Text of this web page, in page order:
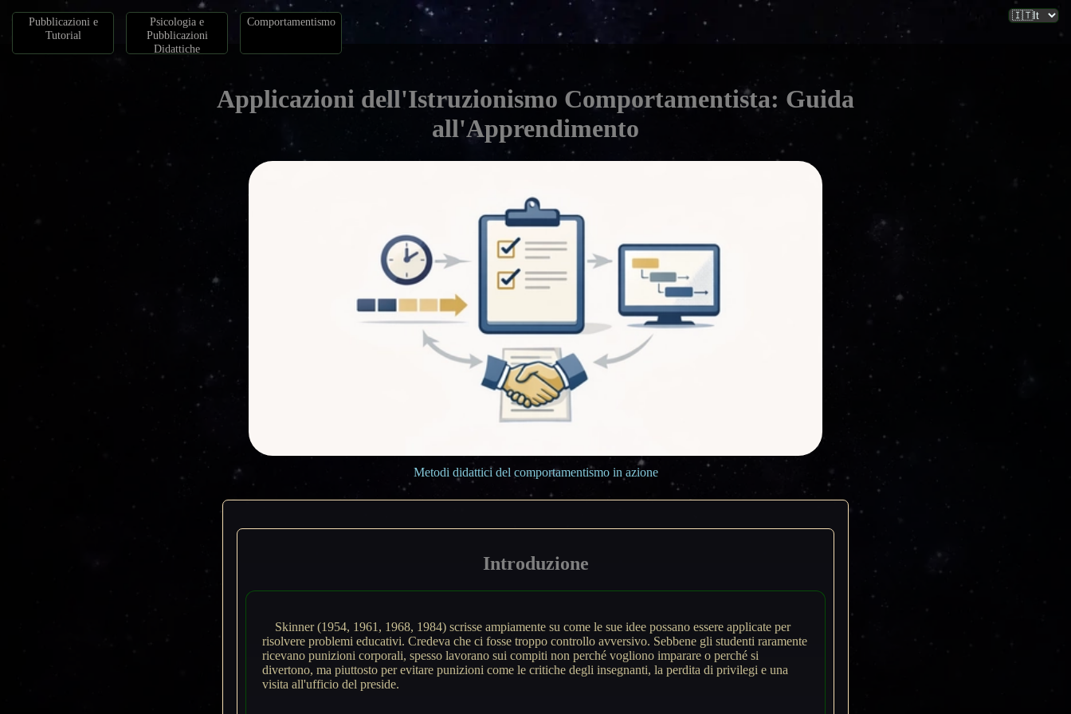
Pubblicazioni e
Tutorial
Psicologia e
Pubblicazioni
Didattiche
Comportamentismo
Applicazioni dell'Istruzionismo Comportamentista: Guida
all'Apprendimento
Metodi didattici del comportamentismo in azione
Introduzione
Skinner (1954, 1961, 1968, 1984) scrisse ampiamente su come le sue idee possano essere applicate per
risolvere problemi educativi. Credeva che ci fosse troppo controllo avversivo. Sebbene gli studenti raramente
ricevano punizioni corporali, spesso lavorano sui compiti non perché vogliono imparare o perché si
divertono, ma piuttosto per evitare punizioni come le critiche degli insegnanti, la perdita di privilegi e una
visita all'ufficio del preside.